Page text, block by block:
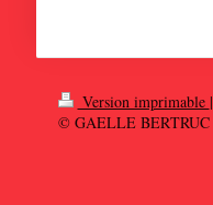
Version imprimable |
© GAELLE BERTRUC